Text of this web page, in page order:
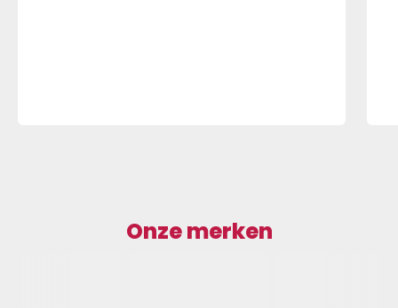
Onze merken